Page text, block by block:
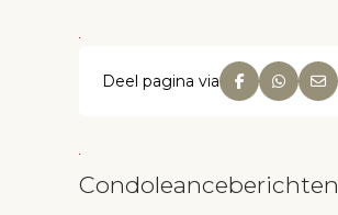
Deel pagina via
Condoleanceberichten